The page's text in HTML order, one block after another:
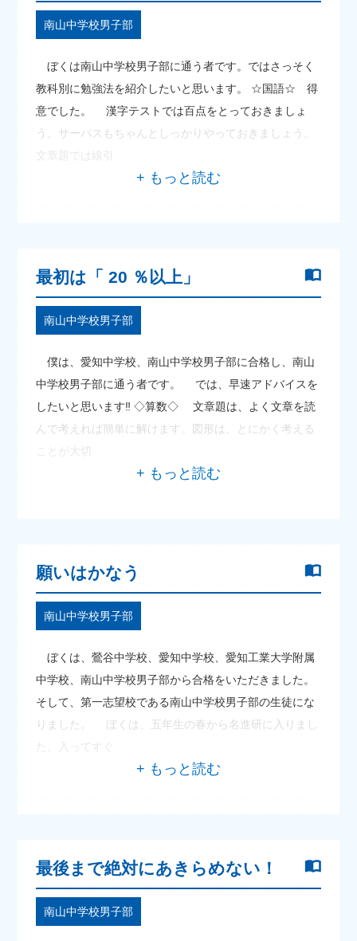
南山中学校男子部
ぼくは南山中学校男子部に通う者です。ではさっそく
教科別に勉強法を紹介したいと思います。 ☆国語☆ 得
意でした。 漢字テストでは百点をとっておきましょ
う。サーパスもちゃんとしっかりやっておきましょう。
文章題では線引
最初は「 20 ％以上」
南山中学校男子部
僕は、愛知中学校、南山中学校男子部に合格し、南山
中学校男子部に通う者です。 では、早速アドバイスを
したいと思います‼ ◇算数◇ 文章題は、よく文章を読
んで考えれば簡単に解けます。図形は、とにかく考える
ことが大切
願いはかなう
南山中学校男子部
ぼくは、鶯谷中学校、愛知中学校、愛知工業大学附属
中学校、南山中学校男子部から合格をいただきました。
そして、第一志望校である南山中学校男子部の生徒にな
りました。 ぼくは、五年生の春から名進研に入りまし
た。入ってすぐ
最後まで絶対にあきらめない！
南山中学校男子部